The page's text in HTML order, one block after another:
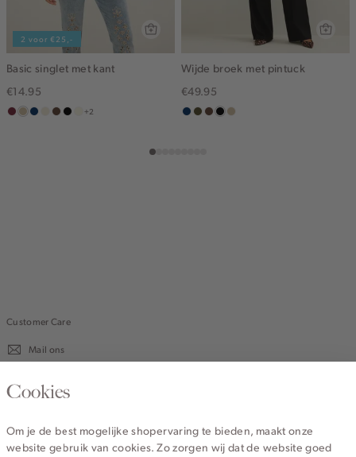
2 voor €25,-
Basic singlet met kant
€14.95
bordeaux
lichtzand
donkerblauw
mauve,
donkerbruin
zwart
wit,
+2
Wijde broek met pintuck
€49.95
donkerblauw
groen,
donkerbruin
zwartlichtzand
Customer Care
Mail ons
020 - 3412 670
Cookies
Om je de best mogelijke shopervaring te bieden, maakt onze
website gebruik van cookies. Zo zorgen wij dat de website goed